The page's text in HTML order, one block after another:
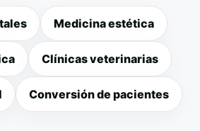
Medicina estética
Clínicas veterinarias
Conversión de pacientes